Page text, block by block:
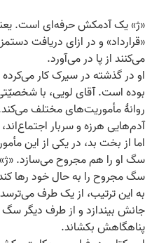
«ژ» یک آدمکش حرفه‌ای است.
«قرارداد» و در ازای دریافت
می‌کنند از پا در می‌آورد.
او در گذشته در سیرک کار می‌کرده
بوده است. آقای لویی، با
روانۀ مأموریت‌های مختلف می‌کند.
آدم‌هایی هرزه و سربار
اما از بخت بد، در یکی از این
سگ او را هم مجروح می‌سازد.
سگ مجروح را به حال خود رها
به این ترتیب، از یک طرف
جانش بیندازد و از طرف دیگر
پناهگاهش بکشاند.